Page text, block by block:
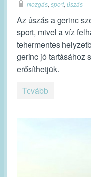
mozgás, sport, úszás
Az úszás a gerinc
sport, mivel a víz
tehermentes
gerinc jó tartásához
erősíthetjük.
Tovább